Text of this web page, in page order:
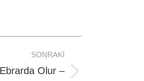
SONRAKI
Olur –